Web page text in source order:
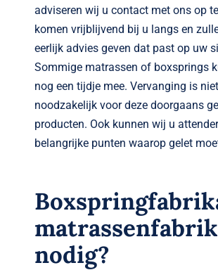
adviseren wij u contact met ons op
komen vrijblijvend bij u langs en
eerlijk advies geven dat past op uw
Sommige matrassen of boxsprings
nog een tijdje mee. Vervanging is
noodzakelijk voor deze doorgaans
producten. Ook kunnen wij u
belangrijke punten waarop gelet
nodig?